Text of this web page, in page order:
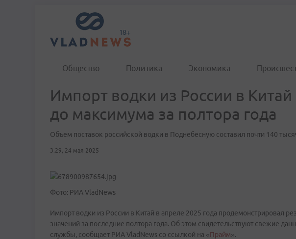
Общество Политика Экономика
Импорт водки из России в
до максимума за полтора года
Объем поставок российской водки в Поднебесную составил почти 140
3:29, 24 мая 2025
Фото: РИА VladNews
Импорт водки из России в Китай в апреле 2025 года продемонстрировал
значений за последние полтора года. Об этом свидетельствуют свежие
службы, сообщает РИА VladNews со ссылкой на «Прайм».